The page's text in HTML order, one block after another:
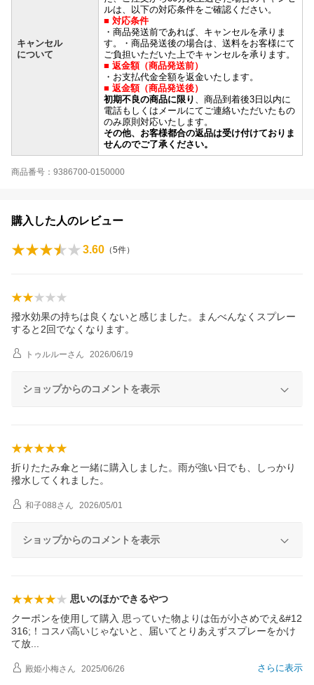
キャンセル
について
ルは、以下の対応条件をご確認ください。
■ 対応条件
・商品発送前であれば、キャンセルを承りま
す。・商品発送後の場合は、送料をお客様にて
ご負担いただいた上でキャンセルを承ります。
■ 返金額（商品発送前）
・お支払代金全額を返金いたします。
■ 返金額（商品発送後）
初期不良の商品に限り 、商品到着後3日以内に
電話もしくはメールにてご連絡いただいたもの
のみ原則対応いたします。
その他、お客様都合の返品は受け付けておりま
せんのでご了承ください。
商品番号：9386700-0150000
購入した人のレビュー
3.60 （5件）
撥水効果の持ちは良くないと感じました。まんべんなくスプレー
すると2回でなくなります。
トゥルルーさん 2026/06/19
ショップからのコメントを表示
折りたたみ傘と一緒に購入しました。雨が強い日でも、しっかり
撥水してくれました。
和子088さん 2026/05/01
ショップからのコメントを表示
思いのほかできるやつ
クーポンを使用して購入 思っていた物よりは缶が小さめでえ&#12
316;！コスパ高いじゃないと、届いてとりあえずスプレーをかけ
て放
さらに表示
殿姫小梅さん 2025/06/26